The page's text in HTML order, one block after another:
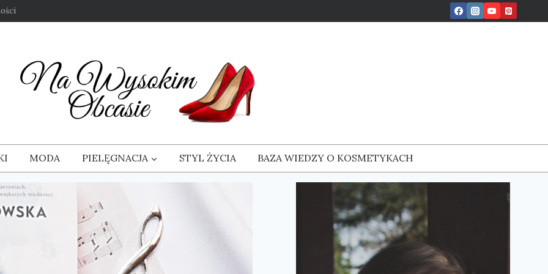
MODA PIELĘGNACJA STYL ŻYCIA BAZA WIEDZY O KOSMETYKACH